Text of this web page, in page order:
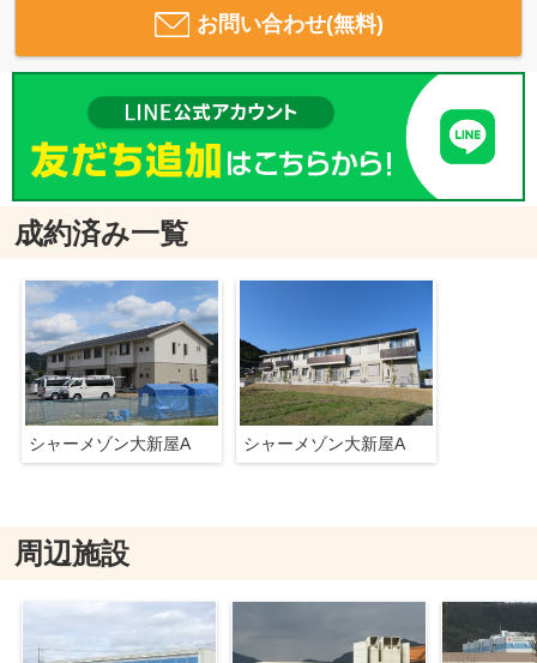
お問い合わせ(無料)
成約済み一覧
シャーメゾン大新屋A シャーメゾン大新屋A
周辺施設